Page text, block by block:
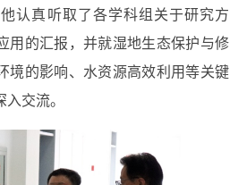
认真听取了各学科组关于研究方
用的汇报，并就湿地生态保护与修
境的影响、水资源高效利用等关键
交流。